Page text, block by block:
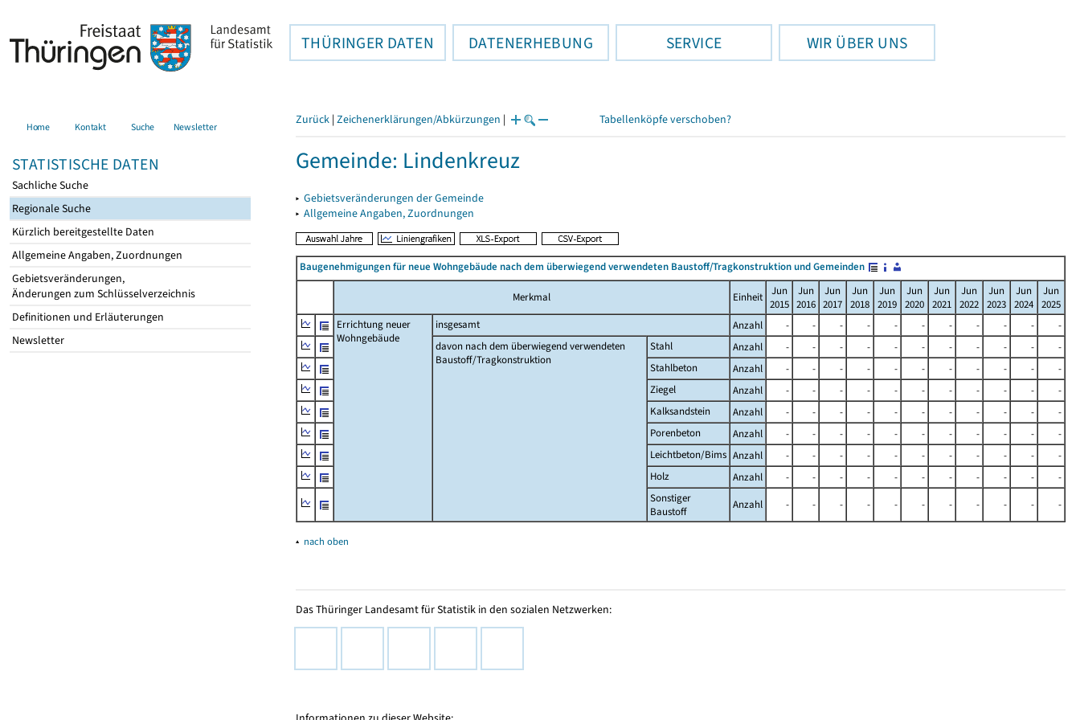
THÜRINGER DATEN DATENERHEBUNG SERVICE WIR ÜBER UNS
Home Kontakt Suche Newsletter
STATISTISCHE DATEN
Sachliche Suche
Regionale Suche
Kürzlich bereitgestellte Daten
Allgemeine Angaben, Zuordnungen
Gebietsveränderungen,
Änderungen zum Schlüsselverzeichnis
Definitionen und Erläuterungen
Newsletter
Zurück | Zeichenerklärungen/Abkürzungen | Tabellenköpfe verschoben?
Gemeinde: Lindenkreuz
▸ Gebietsveränderungen der Gemeinde
▸ Allgemeine Angaben, Zuordnungen
Baugenehmigungen für neue Wohngebäude nach dem überwiegend verwendeten Baustoff/Tragkonstruktion und Gemeinden
Merkmal Einheit
Jun
2015
Jun
2016
Jun
2017
Jun
2018
Jun
2019
Jun
2020
Jun
2021
Jun
2022
Jun
2023
Jun
2024
Jun
2025
Errichtung neuer
Wohngebäude
insgesamt Anzahl - - - - - - - - - -
-
davon nach dem überwiegend verwendeten
Baustoff/Tragkonstruktion
Stahl Anzahl - - - - - - - - - -
-
Stahlbeton
Anzahl - - - - - - - - - -
-
Ziegel
Anzahl - - - - - - - - - -
-
Kalksandstein
Anzahl - - - - - - - - - -
-
Porenbeton
Anzahl - - - - - - - - - -
-
Leichtbeton/Bims Anzahl - - - - - - - - - -
-
Holz
Anzahl - - - - - - - - - -
-
Sonstiger
Baustoff
Anzahl - - - - - - - - - - -
▴ nach oben
Das Thüringer Landesamt für Statistik in den sozialen Netzwerken: